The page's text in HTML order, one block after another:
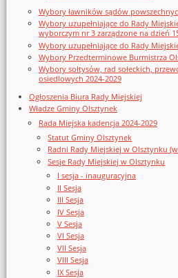
Wybory ławników sądów
Wybory uzupełniające do Rady
wyborczym nr 3 zarządzone na dzień
Wybory uzupełniające do Rady
Wybory Przedterminowe Burmistrza
Wybory sołtysów, rad sołeckich,
osiedlowych 2024-2029
Ogłoszenia Biura Rady Miejskiej
Władze Gminy Olsztynek
Rada Miejska kadencja 2024-2029
Statut Gminy Olsztynek
Radni Rady Miejskiej w Olsztynku
Sesje Rady Miejskiej w Olsztynku
I sesja - inauguracyjna
II Sesja
III Sesja
IV Sesja
V Sesja
VI Sesja
VII Sesja
VIII Sesja
IX Sesja